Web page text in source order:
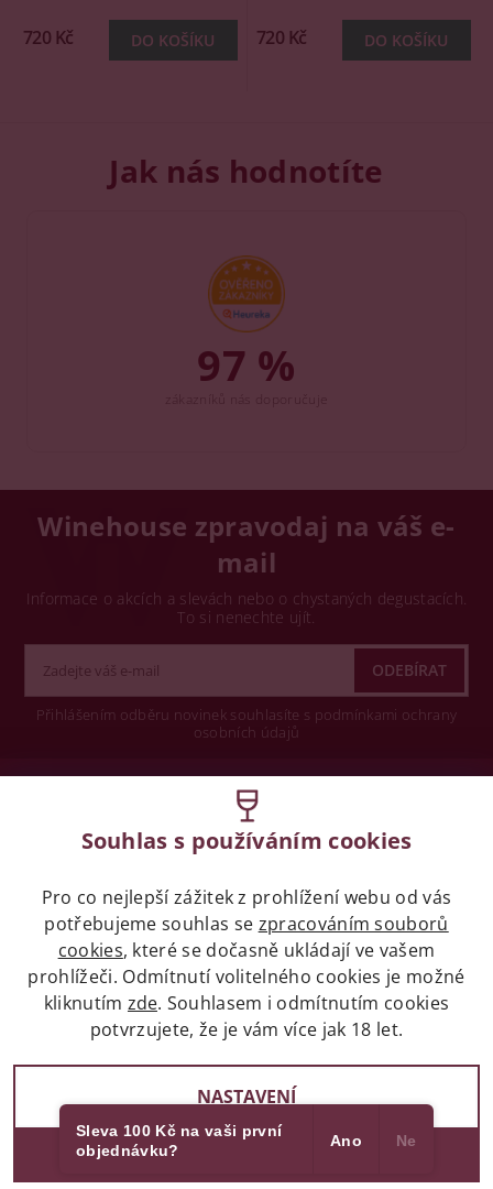
720 Kč 720 Kč
Jak nás hodnotíte
97 %
Winehouse zpravodaj na váš e-
mail
Informace o akcích a slevách nebo o chystaných degustacích.
To si nenechte ujít.
Přihlášením odběru novinek souhlasíte s podmínkami ochrany
osobních údajů
Legislativa
Zákaz prodeje alkoholických nápojů osobám
mladších 18 let.
Naše služby
2017 - 2026 © winehouse.cz, všechna práva vyhrazena
Souhlas s používáním cookies
Pro co nejlepší zážitek z prohlížení webu od vás
potřebujeme souhlas se zpracováním souborů
cookies, které se dočasně ukládají ve vašem
prohlížeči. Odmítnutí volitelného cookies je možné
kliknutím zde. Souhlasem i odmítnutím cookies
potvrzujete, že je vám více jak 18 let.
NASTAVENÍ
Sleva 100 Kč na vaši první
objednávku?
Ano Ne